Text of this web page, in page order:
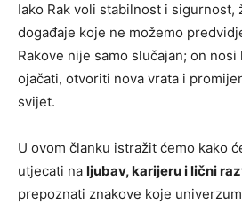
Iako Rak voli stabilnost i sigurnost,
događaje koje ne možemo
Rakove nije samo slučajan; on
ojačati, otvoriti nova vrata i
svijet.
U ovom članku istražit ćemo kako
utjecati na ljubav, karijeru i lični
prepoznati znakove koje